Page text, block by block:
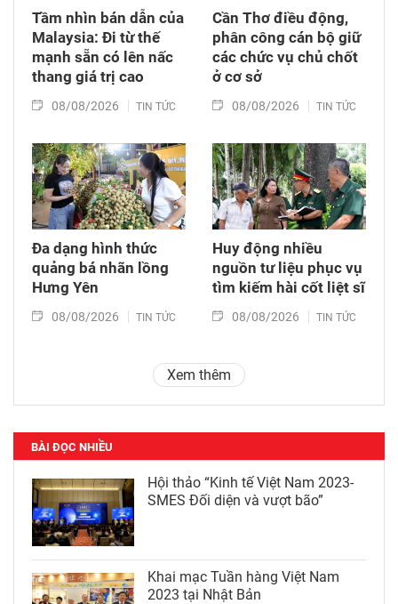
Tầm nhìn bán dẫn của
Malaysia: Đi từ thế
mạnh sẵn có lên nấc
thang giá trị cao
08/08/2026 TIN TỨC
Cần Thơ điều động,
phân công cán bộ giữ
các chức vụ chủ chốt
ở cơ sở
08/08/2026 TIN TỨC
Đa dạng hình thức
quảng bá nhãn lồng
Hưng Yên
08/08/2026 TIN TỨC
Huy động nhiều
nguồn tư liệu phục vụ
tìm kiếm hài cốt liệt sĩ
08/08/2026 TIN TỨC
Xem thêm
BÀI ĐỌC NHIỀU
Hội thảo “Kinh tế Việt Nam 2023-
SMES Đối diện và vượt bão”
Khai mạc Tuần hàng Việt Nam
2023 tại Nhật Bản